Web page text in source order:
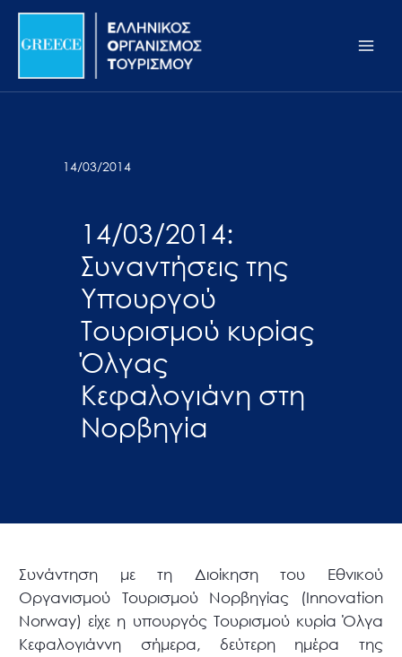
Σημείωση:
ιστότοπος
προσβασιμότητας.
Μετάβαση
περιεχόμενο
14/03/2014
14/03/2014:
Συναντήσεις της
Υπουργού
Τουρισμού κυρίας
Όλγας
Κεφαλογιάνη στη
Νορβηγία
Συνάντηση με τη Διοίκηση του Εθνικού
Οργανισμού Τουρισμού Νορβηγίας (Innovation
Norway) είχε η υπουργός Τουρισμού κυρία Όλγα
Κεφαλογιάννη σήμερα, δεύτερη ημέρα της